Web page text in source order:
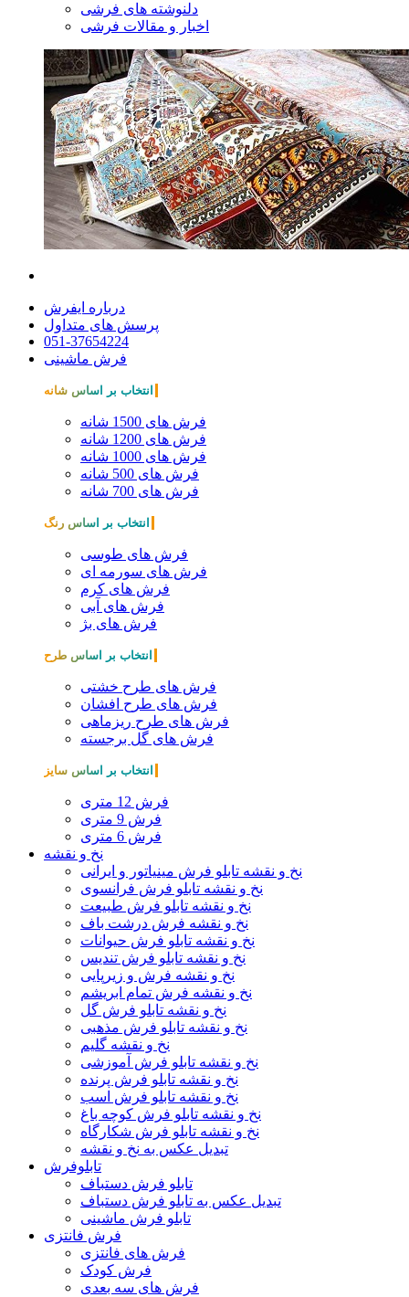
دلنوشته های فرشی
اخبار و مقالات فرشی
درباره ایفرش
پرسش های متداول
051-37654224
فرش ماشینی
انتخاب بر اساس شانه
فرش های 1500 شانه
فرش های 1200 شانه
فرش های 1000 شانه
فرش های 500 شانه
فرش های 700 شانه
انتخاب بر اساس رنگ
فرش های طوسی
فرش های سورمه ای
فرش های کرم
فرش های آبی
فرش های بژ
انتخاب بر اساس طرح
فرش های طرح خشتی
فرش های طرح افشان
فرش های طرح ریزماهی
فرش های گل برجسته
انتخاب بر اساس سایز
فرش 12 متری
فرش 9 متری
فرش 6 متری
نخ و نقشه
نخ و نقشه تابلو فرش مینیاتور و ایرانی
نخ و نقشه تابلو فرش فرانسوی
نخ و نقشه تابلو فرش طبیعت
نخ و نقشه فرش درشت باف
نخ و نقشه تابلو فرش حیوانات
نخ و نقشه تابلو فرش تندیس
نخ و نقشه فرش و زیرپایی
نخ و نقشه فرش تمام ابریشم
نخ و نقشه تابلو فرش گل
نخ و نقشه تابلو فرش مذهبی
نخ و نقشه گلیم
نخ و نقشه تابلو فرش آموزشی
نخ و نقشه تابلو فرش پرنده
نخ و نقشه تابلو فرش اسب
نخ و نقشه تابلو فرش کوچه باغ
نخ و نقشه تابلو فرش شکارگاه
تبدیل عکس به نخ و نقشه
تابلوفرش
تابلو فرش دستباف
تبدیل عکس به تابلو فرش دستباف
تابلو فرش ماشینی
فرش فانتزی
فرش های فانتزی
فرش کودک
فرش های سه بعدی